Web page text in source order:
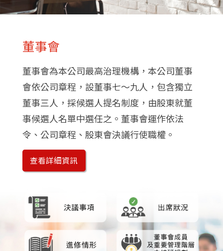
董事會
董事會為本公司最高治理機構，本公司董事
會依公司章程，設董事七～九人，包含獨立
董事三人，採候選人提名制度，由股東就董
事候選人名單中選任之。董事會運作依法
令、公司章程、股東會決議行使職權。
查看詳細資訊